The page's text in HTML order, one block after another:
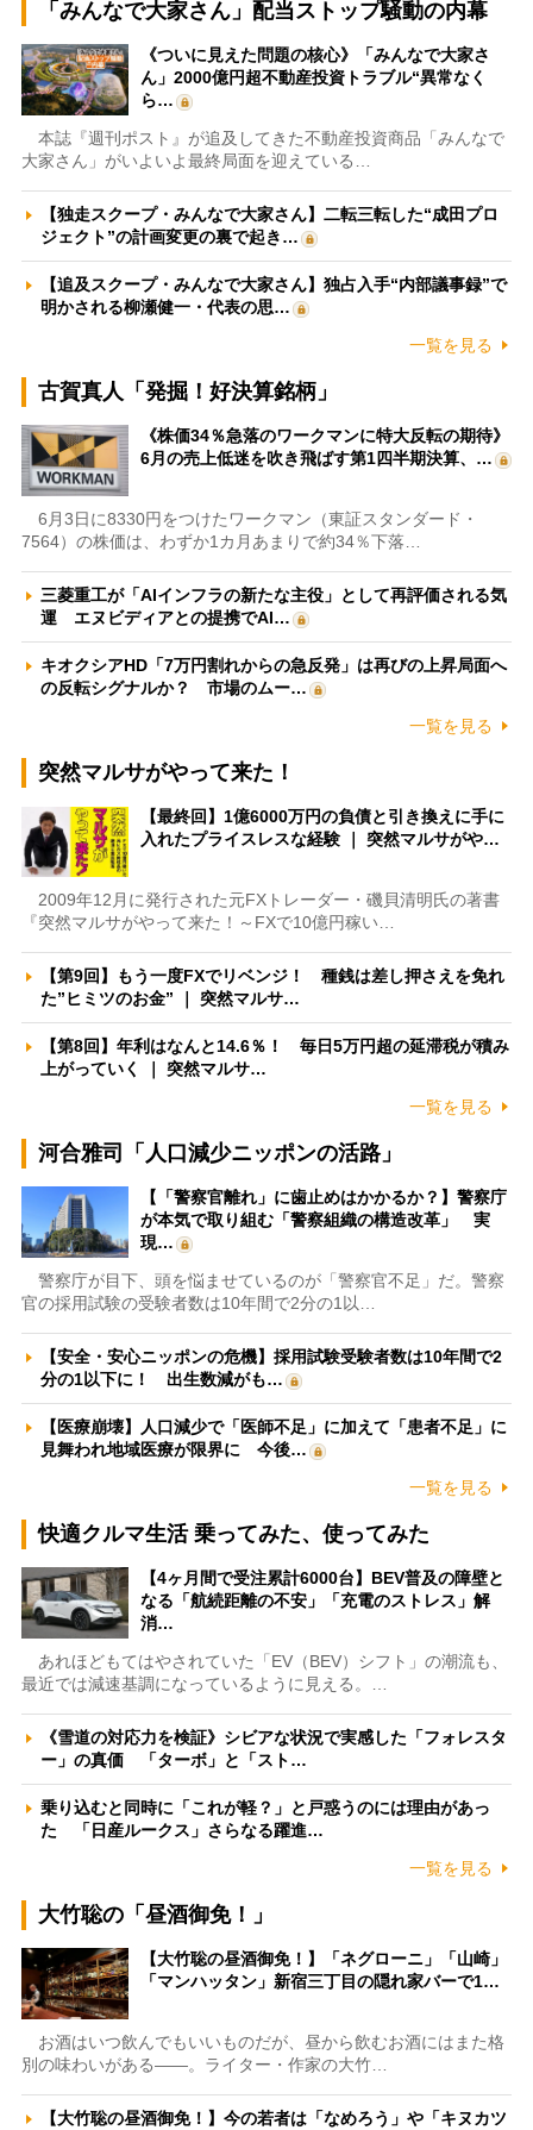
「みんなで大家さん」配当ストップ騒動の内幕
《ついに見えた問題の核心》「みんなで大家さ
ん」2000億円超不動産投資トラブル“異常なく
ら…
本誌『週刊ポスト』が追及してきた不動産投資商品「みんなで
大家さん」がいよいよ最終局面を迎えている…
【独走スクープ・みんなで大家さん】二転三転した“成田プロ
ジェクト”の計画変更の裏で起き…
【追及スクープ・みんなで大家さん】独占入手“内部議事録”で
明かされる柳瀬健一・代表の思…
一覧を見る
古賀真人「発掘！好決算銘柄」
《株価34％急落のワークマンに特大反転の期待》
6月の売上低迷を吹き飛ばす第1四半期決算、…
6月3日に8330円をつけたワークマン（東証スタンダード・
7564）の株価は、わずか1カ月あまりで約34％下落…
三菱重工が「AIインフラの新たな主役」として再評価される気
運 エヌビディアとの提携でAI…
キオクシアHD「7万円割れからの急反発」は再びの上昇局面へ
の反転シグナルか？ 市場のムー…
一覧を見る
突然マルサがやって来た！
【最終回】1億6000万円の負債と引き換えに手に
入れたプライスレスな経験 ｜ 突然マルサがや…
2009年12月に発行された元FXトレーダー・磯貝清明氏の著書
『突然マルサがやって来た！～FXで10億円稼い…
【第9回】もう一度FXでリベンジ！ 種銭は差し押さえを免れ
た”ヒミツのお金” ｜ 突然マルサ…
【第8回】年利はなんと14.6％！ 毎日5万円超の延滞税が積み
上がっていく ｜ 突然マルサ…
一覧を見る
河合雅司「人口減少ニッポンの活路」
【「警察官離れ」に歯止めはかかるか？】警察庁
が本気で取り組む「警察組織の構造改革」 実
現…
警察庁が目下、頭を悩ませているのが「警察官不足」だ。警察
官の採用試験の受験者数は10年間で2分の1以…
【安全・安心ニッポンの危機】採用試験受験者数は10年間で2
分の1以下に！ 出生数減がも…
【医療崩壊】人口減少で「医師不足」に加えて「患者不足」に
見舞われ地域医療が限界に 今後…
一覧を見る
快適クルマ生活 乗ってみた、使ってみた
【4ヶ月間で受注累計6000台】BEV普及の障壁と
なる「航続距離の不安」「充電のストレス」解
消…
あれほどもてはやされていた「EV（BEV）シフト」の潮流も、
最近では減速基調になっているように見える。…
《雪道の対応力を検証》シビアな状況で実感した「フォレスタ
ー」の真価 「ターボ」と「スト…
乗り込むと同時に「これが軽？」と戸惑うのには理由があっ
た 「日産ルークス」さらなる躍進…
一覧を見る
大竹聡の「昼酒御免！」
【大竹聡の昼酒御免！】「ネグローニ」「山崎」
「マンハッタン」新宿三丁目の隠れ家バーで1…
お酒はいつ飲んでもいいものだが、昼から飲むお酒にはまた格
別の味わいがある――。ライター・作家の大竹…
【大竹聡の昼酒御免！】今の若者は「なめろう」や「キヌカツ